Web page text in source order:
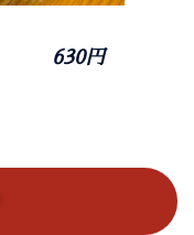
630円